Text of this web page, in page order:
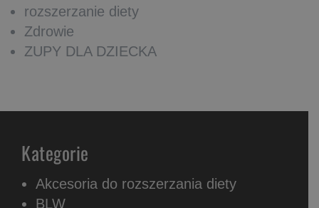
rozszerzanie diety
Zdrowie
ZUPY DLA DZIECKA
Kategorie
Akcesoria do rozszerzania diety
BLW